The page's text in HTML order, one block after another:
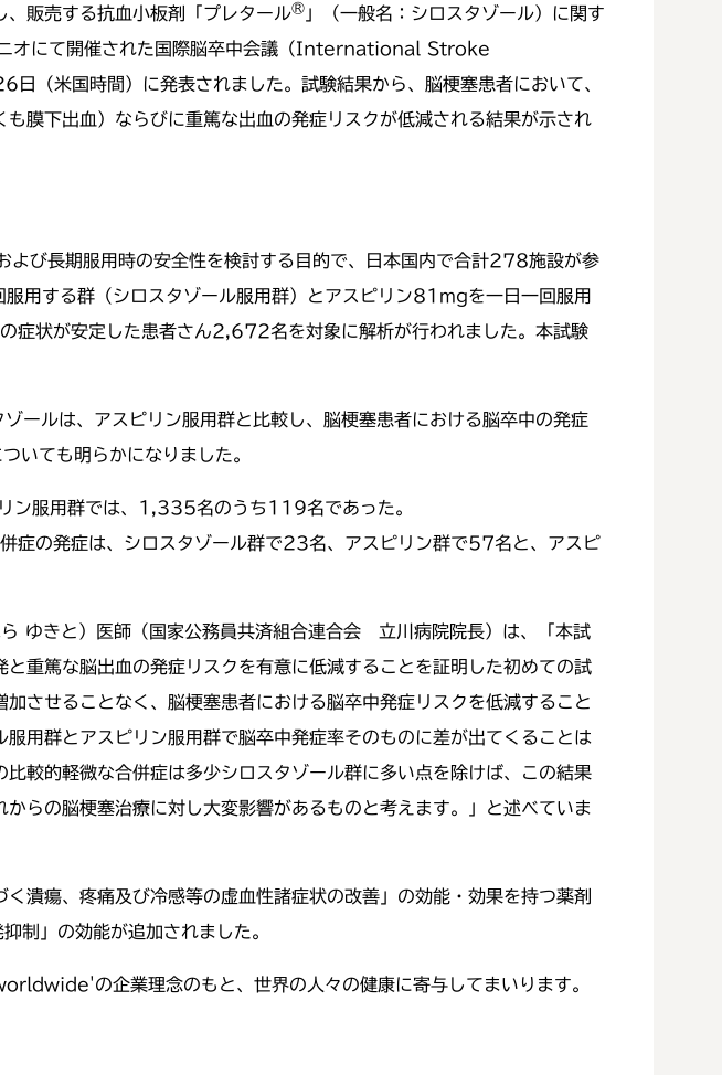
販売する抗血小板剤「プレタール® 」（一般名：シロスタゾール）に関す
ニオにて開催された国際脳卒中会議（International Stroke
国時間）に発表されました。試験結果から、脳梗塞患者において、
膜下出血）ならびに重篤な出血の発症リスクが低減される結果が示され
び長期服用時の安全性を検討する目的で、日本国内で合計278施設が参
用する群（シロスタゾール服用群）とアスピリン81mgを一日一回服用
症状が安定した患者さん2,672名を対象に解析が行われました。本試験
は、アスピリン服用群と比較し、脳梗塞患者における脳卒中の発症
いても明らかになりました。
ン服用群では、1,335名のうち119名であった。
症の発症は、シロスタゾール群で23名、アスピリン群で57名と、アスピ
ゆきと）医師（国家公務員共済組合連合会 立川病院院長）は、「本試
重篤な脳出血の発症リスクを有意に低減することを証明した初めての試
させることなく、脳梗塞患者における脳卒中発症リスクを低減すること
用群とアスピリン服用群で脳卒中発症率そのものに差が出てくることは
較的軽微な合併症は多少シロスタゾール群に多い点を除けば、この結果
らの脳梗塞治療に対し大変影響があるものと考えます。」と述べていま
潰瘍、疼痛及び冷感等の虚血性諸症状の改善」の効能・効果を持つ薬剤
制」の効能が追加されました。
の企業理念のもと、世界の人々の健康に寄与してまいります。